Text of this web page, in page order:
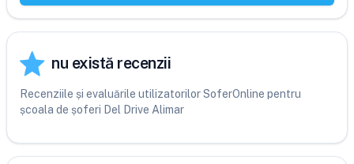
nu există recenzii
Recenziile și evaluările utilizatorilor SoferOnline pentru
școala de șoferi Del Drive Alimar